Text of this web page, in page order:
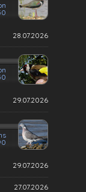
28.07.2026
29.07.2026
29.07.2026
27.07.2026